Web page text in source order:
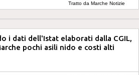
Tratto da Marche Notizie
i dati dell'Istat elaborati dalla CGIL,
pochi asili nido e costi alti